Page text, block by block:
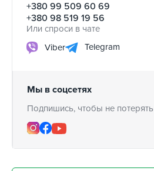
+380 99 509 60 69
+380 98 519 19 56
Или спроси в чате
Viber
Telegram
Мы в соцсетях
Подпишись, чтобы не потерять